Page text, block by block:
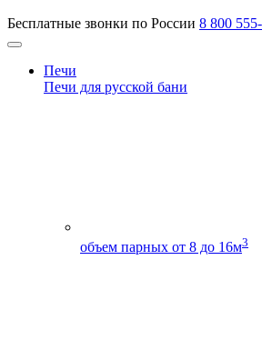
Бесплатные звонки по России 8 800
Печи
Печи для русской бани
объем парных от 8 до 16м3